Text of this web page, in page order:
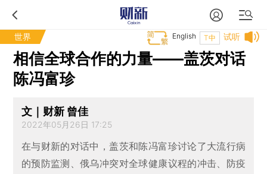
世界 试听
T中
English
相信全球合作的力量——盖茨对话
陈冯富珍
文｜财新 曾佳
2022年05月26日 17:25
在与财新的对话中，盖茨和陈冯富珍讨论了大流行病
的预防监测、俄乌冲突对全球健康议程的冲击、防疫